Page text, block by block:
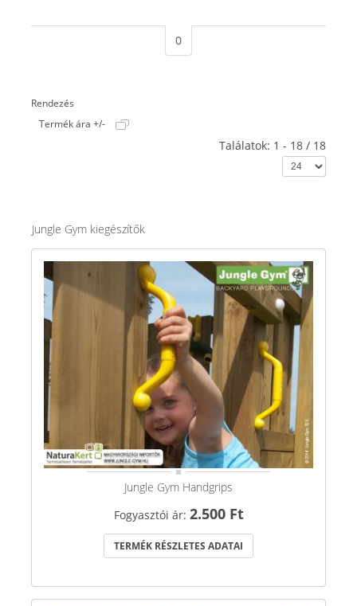
0
Rendezés
Termék ára +/-
Találatok: 1 - 18 / 18
Jungle Gym kiegészítők
Jungle Gym Handgrips
Fogyasztói ár: 2.500 Ft
TERMÉK RÉSZLETES ADATAI